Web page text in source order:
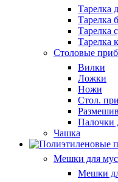
Тарелка
Тарелка
Тарелка
Тарелка
Столовые
Вилки
Ложки
Ножи
Стол.
Палочки
Чашка
Мешки для
Мешки